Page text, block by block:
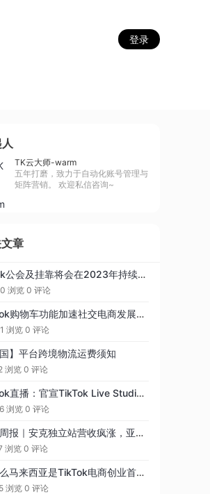
登录
TK云大师-warm
五年打磨，致力于自动化账号管理与
矩阵营销。 欢迎私信咨询~
章
tiktok公会及挂靠将会在2023年持续稳定，tiktok出海公会将迎来春天
浏览0 评论
TikTok购物车功能加速社交电商发展，跨境卖家应该快速上车！
浏览0 评论
国】平台跨境物流运费须知
浏览0 评论
TikTok直播：官宣TikTok Live Studio直播伴侣，跨境直播带货如虎添翼？
浏览0 评论
跨境周报｜安克独立站营收疯涨，亚马逊重金入局AI
浏览0 评论
为什么马来西亚是TikTok电商创业首选？（东南亚商务考察第3天）
浏览0 评论